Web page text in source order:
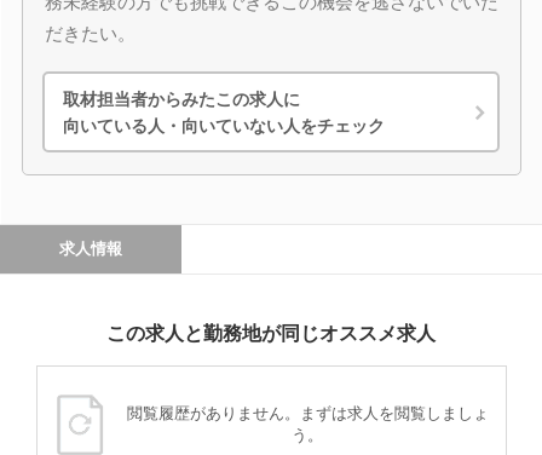
だきたい。
取材担当者からみたこの求人に
向いている人・向いていない人をチェック
求人情報
この求人と勤務地が同じオススメ求人
閲覧履歴がありません。まずは求人を閲覧しましょ
う。